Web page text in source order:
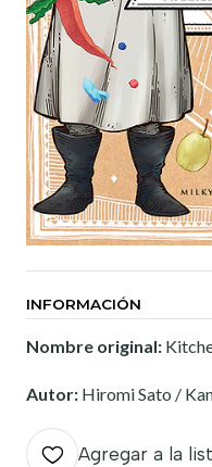
INFORMACIÓN
Nombre original:
Autor: Hiromi Sato /
Agregar a la